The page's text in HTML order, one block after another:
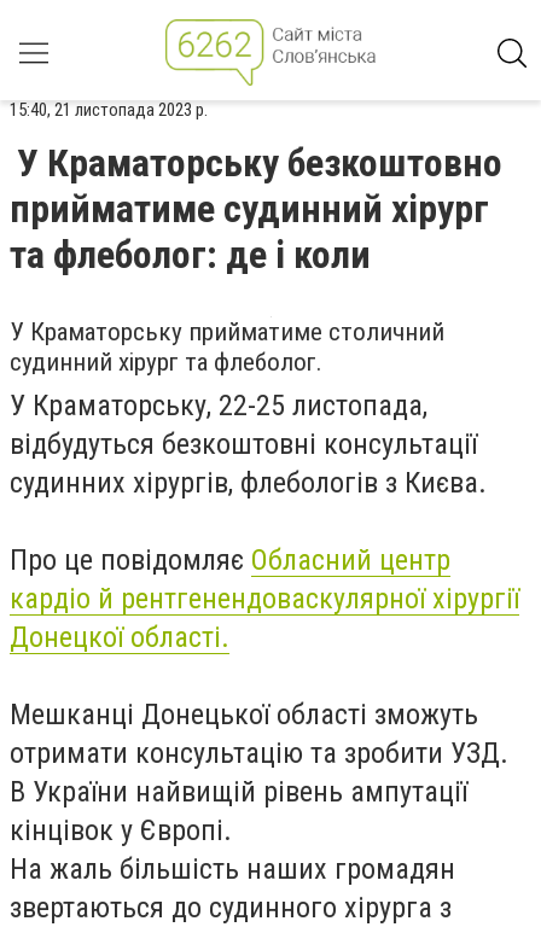
15:40, 21 листопада 2023 р.
У Краматорську безкоштовно
прийматиме судинний хірург
та флеболог: де і коли
У Краматорську прийматиме столичний
судинний хірург та флеболог.
У Краматорську, 22-25 листопада,
відбудуться безкоштовні консультації
судинних хірургів, флебологів з Києва.
Про це повідомляє Обласний центр
кардіо й рентгенендоваскулярної хірургії
Донецкої області.
Мешканці Донецької області зможуть
отримати консультацію та зробити УЗД.
В України найвищій рівень ампутації
кінцівок у Європі.
На жаль більшість наших громадян
звертаються до судинного хірурга з